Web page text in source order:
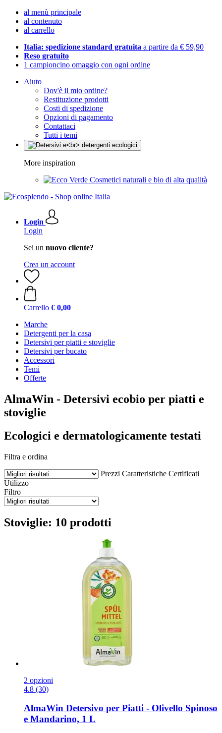
al menù principale
al contenuto
al carrello
Italia: spedizione standard gratuita a partire da € 59,90
Reso gratuito
1 campioncino omaggio con ogni ordine
Aiuto
Dov'è il mio ordine?
Restituzione prodotti
Costi di spedizione
Opzioni di pagamento
Contattaci
Tutti i temi
More inspiration
Cosmetici naturali e bio di alta qualità
Login
Login
Sei un nuovo cliente?
Crea un account
Carrello € 0,00
Marche
Detergenti per la casa
Detersivi per piatti e stoviglie
Detersivi per bucato
Accessori
Temi
Offerte
AlmaWin - Detersivi ecobio per piatti e
stoviglie
Ecologici e dermatologicamente testati
Filtra e ordina
Prezzi Caratteristiche Certificati
Utilizzo
Filtro
Stoviglie: 10 prodotti
2 opzioni
4.8 (30)
AlmaWin Detersivo per Piatti -​ Olivello Spinoso
e Mandarino, 1 L